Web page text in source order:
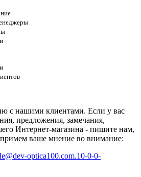
с нашими клиентами. Если у вас
предложения, замечания,
Интернет-магазина - пишите нам,
ваше мнение во внимание:
optica100.com.10-0-0-